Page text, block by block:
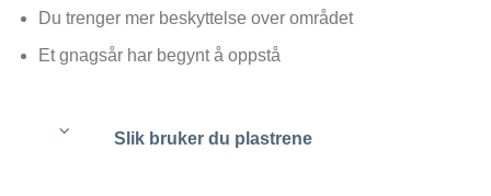
Du trenger mer beskyttelse over området
Et gnagsår har begynt å oppstå
Slik bruker du plastrene